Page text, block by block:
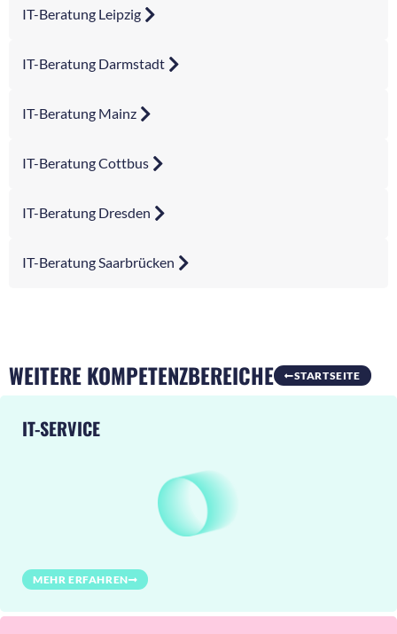
IT-Beratung Leipzig
IT-Beratung Darmstadt
IT-Beratung Mainz
IT-Beratung Cottbus
IT-Beratung Dresden
IT-Beratung Saarbrücken
WEITERE KOMPETENZBEREICHE STARTSEITE
IT-SERVICE
MEHR ERFAHREN